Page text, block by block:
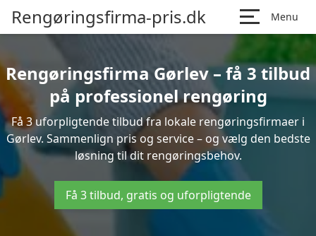
Rengøringsfirma-pris.dk Menu
Rengøringsfirma Gørlev – få 3 tilbud
på professionel rengøring
Få 3 uforpligtende tilbud fra lokale rengøringsfirmaer i
Gørlev. Sammenlign pris og service – og vælg den bedste
løsning til dit rengøringsbehov.
Få 3 tilbud, gratis og uforpligtende